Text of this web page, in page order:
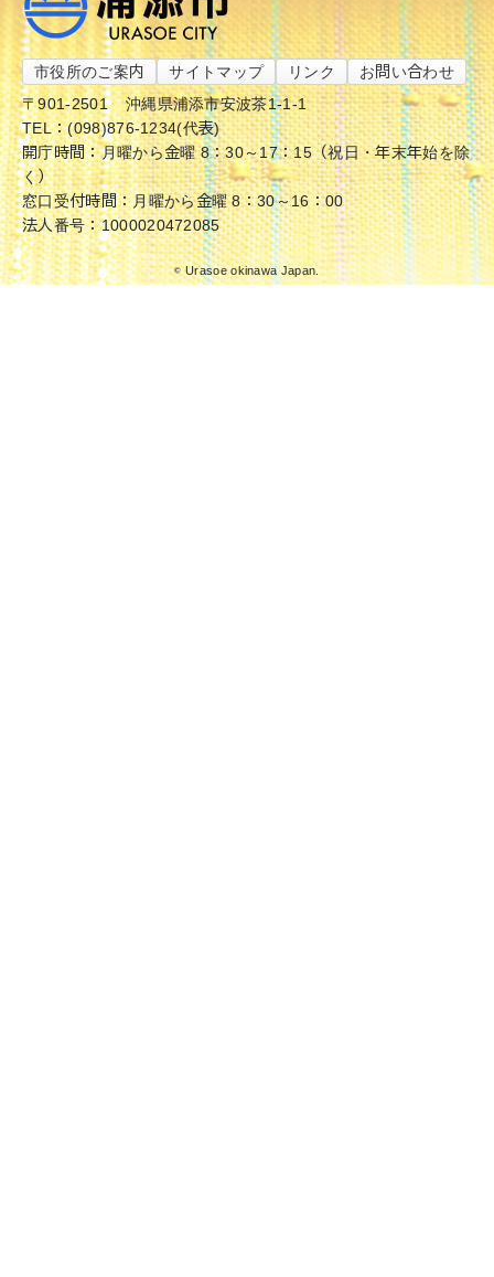
市役所のご案内 サイトマップ リンク
お問い合わせ
〒901-2501
沖縄県浦添市安波茶1-1-1
TEL：(098)876-1234(代表)
開庁時間：月曜から金曜 8：30～17：15（祝日・年末年始を除
く）
窓口受付時間：月曜から金曜 8：30～16：00
法人番号：1000020472085
© Urasoe okinawa Japan.